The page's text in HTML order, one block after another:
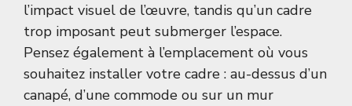
l’impact visuel de l’œuvre, tandis qu’un cadre
trop imposant peut submerger l’espace.
Pensez également à l’emplacement où vous
souhaitez installer votre cadre : au-dessus d’un
canapé, d’une commode ou sur un mur